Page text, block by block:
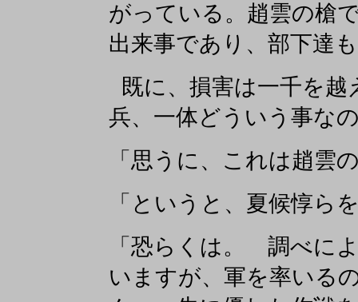
がっている。趙雲の槍
出来事であり、部下達
既に、損害は一千を
兵、一体どういう事な
「思うに、これは趙雲
「というと、夏候惇ら
「恐らくは。 調べに
いますが、軍を率いる